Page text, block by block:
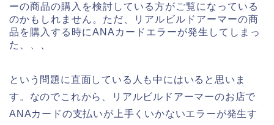
ーの商品の購入を検討している方がご覧になっている
のかもしれません。ただ、リアルビルドアーマーの商
品を購入する時にANAカードエラーが発生してしまっ
た、、、
という問題に直面している人も中にはいると思いま
す。なのでこれから、リアルビルドアーマーのお店で
ANAカードの支払いが上手くいかないエラーが発生す